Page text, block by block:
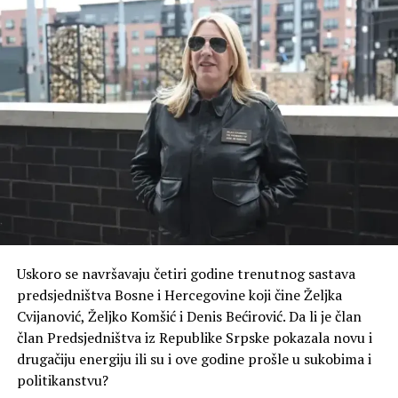
Uskoro se navršavaju četiri godine trenutnog sastava
predsjedništva Bosne i Hercegovine koji čine Željka
Cvijanović, Željko Komšić i Denis Bećirović. Da li je član
član Predsjedništva iz Republike Srpske pokazala novu i
drugačiju energiju ili su i ove godine prošle u sukobima i
politikanstvu?